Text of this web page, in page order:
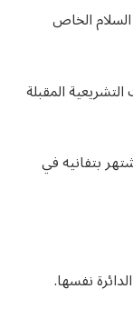
الخاص
المقبلة
بتفانيه في
نفسها.